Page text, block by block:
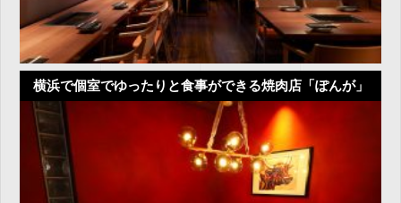
横浜で個室でゆったりと食事ができる焼肉店「ぽんが」